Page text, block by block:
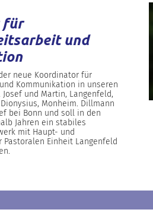
für
und
neue Koordinator für
Kommunikation in unseren
und Martin, Langenfeld,
Monheim. Dillmann
bei Bonn und soll in den
Jahren ein stabiles
mit Haupt- und
Pastoralen Einheit Langenfeld